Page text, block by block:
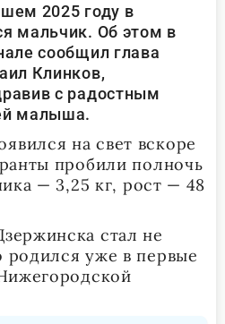
2025 году в
мальчик. Об этом в
сообщил глава
Клинков,
с радостным
малыша.
на свет вскоре
пробили полночь
— 3,25 кг, рост — 48
стал не
родился уже в первые